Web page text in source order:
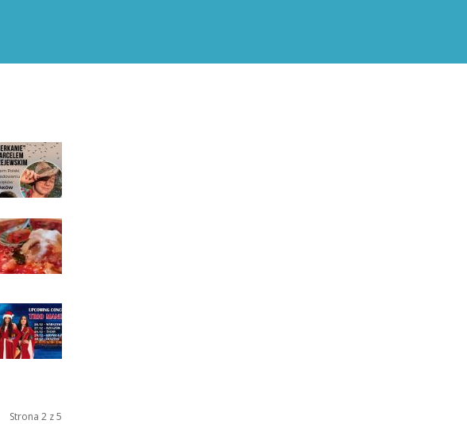
Strona 2 z 5